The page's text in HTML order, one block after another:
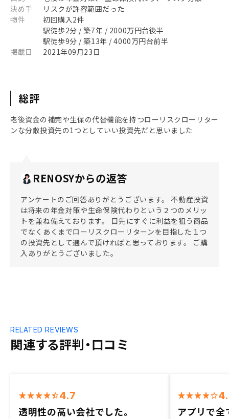
決め手
リスクが許容範囲だった
物件
初回購入2件
駅徒歩2分 / 築7年 / 2000万円台後半
駅徒歩9分 / 築13年 / 4000万円台前半
掲載日
2021年09月23日
総評
老後資金の補完や生保の代替機能を持つローリスクローリター
ンな分散投資先の1つとしていい投資先だと思いました
RENOSYからの返答
アンケートのご回答ありがとうございます。 不動産投資
は将来の年金対策や生命保険代わりという２つのメリッ
トを兼ね備えております。 目先にすぐに利益を狙う商品
でなくあくまでローリスクローリターンを目指した１つ
の投資先として選んで頂ければと思っております。 ご購
入ありがとうございました。
関連する評判・口コミ
RELATED REVIEWS
4.7
透明性の高い会社でした。
アプリで